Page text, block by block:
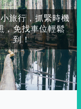
旅行，抓緊時機
，免找車位輕鬆
到！